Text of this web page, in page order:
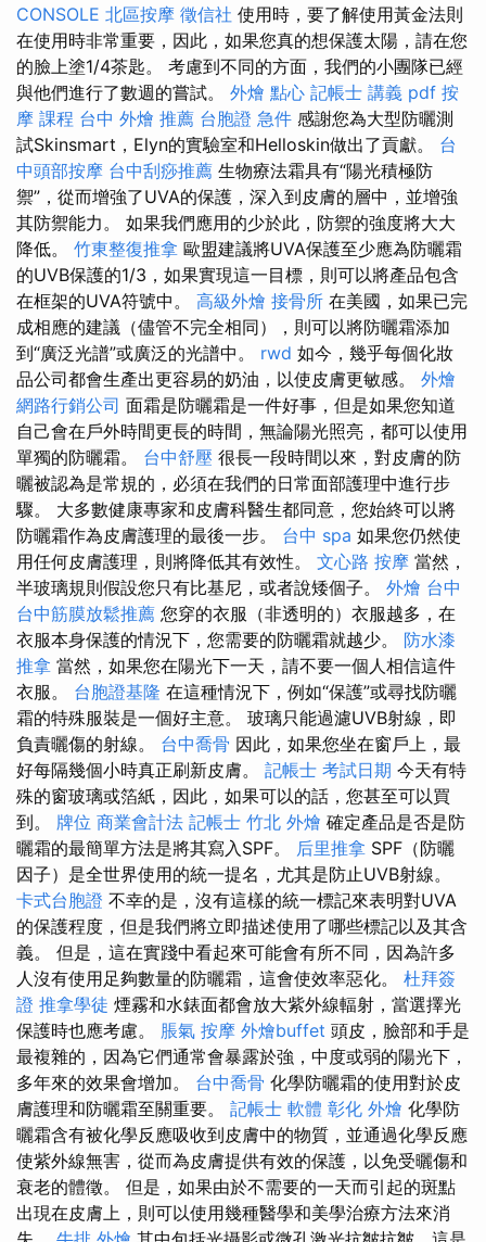
CONSOLE 北區按摩 徵信社 使用時，要了解使用黃金法則
在使用時非常重要，因此，如果您真的想保護太陽，請在您
的臉上塗1/4茶匙。 考慮到不同的方面，我們的小團隊已經
與他們進行了數週的嘗試。 外燴 點心 記帳士 講義 pdf 按
摩 課程 台中 外燴 推薦 台胞證 急件 感謝您為大型防曬測
試Skinsmart，Elyn的實驗室和Helloskin做出了貢獻。 台
中頭部按摩 台中刮痧推薦 生物療法霜具有“陽光積極防
禦”，從而增強了UVA的保護，深入到皮膚的層中，並增強
其防禦能力。 如果我們應用的少於此，防禦的強度將大大
降低。 竹東整復推拿 歐盟建議將UVA保護至少應為防曬霜
的UVB保護的1/3，如果實現這一目標，則可以將產品包含
在框架的UVA符號中。 高級外燴 接骨所 在美國，如果已完
成相應的建議（儘管不完全相同），則可以將防曬霜添加
到“廣泛光譜”或廣泛的光譜中。 rwd 如今，幾乎每個化妝
品公司都會生產出更容易的奶油，以使皮膚更敏感。 外燴
網路行銷公司 面霜是防曬霜是一件好事，但是如果您知道
自己會在戶外時間更長的時間，無論陽光照亮，都可以使用
單獨的防曬霜。 台中舒壓 很長一段時間以來，對皮膚的防
曬被認為是常規的，必須在我們的日常面部護理中進行步
驟。 大多數健康專家和皮膚科醫生都同意，您始終可以將
防曬霜作為皮膚護理的最後一步。 台中 spa 如果您仍然使
用任何皮膚護理，則將降低其有效性。 文心路 按摩 當然，
半玻璃規則假設您只有比基尼，或者說矮個子。 外燴 台中
台中筋膜放鬆推薦 您穿的衣服（非透明的）衣服越多，在
衣服本身保護的情況下，您需要的防曬霜就越少。 防水漆
推拿 當然，如果您在陽光下一天，請不要一個人相信這件
衣服。 台胞證基隆 在這種情況下，例如“保護”或尋找防曬
霜的特殊服裝是一個好主意。 玻璃只能過濾UVB射線，即
負責曬傷的射線。 台中喬骨 因此，如果您坐在窗戶上，最
好每隔幾個小時真正刷新皮膚。 記帳士 考試日期 今天有特
殊的窗玻璃或箔紙，因此，如果可以的話，您甚至可以買
到。 牌位 商業會計法 記帳士 竹北 外燴 確定產品是否是防
曬霜的最簡單方法是將其寫入SPF。 后里推拿 SPF（防曬
因子）是全世界使用的統一提名，尤其是防止UVB射線。
卡式台胞證 不幸的是，沒有這樣的統一標記來表明對UVA
的保護程度，但是我們將立即描述使用了哪些標記以及其含
義。 但是，這在實踐中看起來可能會有所不同，因為許多
人沒有使用足夠數量的防曬霜，這會使效率惡化。 杜拜簽
證 推拿學徒 煙霧和水錶面都會放大紫外線輻射，當選擇光
保護時也應考慮。 脹氣 按摩 外燴buffet 頭皮，臉部和手是
最複雜的，因為它們通常會暴露於強，中度或弱的陽光下，
多年來的效果會增加。 台中喬骨 化學防曬霜的使用對於皮
膚護理和防曬霜至關重要。 記帳士 軟體 彰化 外燴 化學防
曬霜含有被化學反應吸收到皮膚中的物質，並通過化學反應
使紫外線無害，從而為皮膚提供有效的保護，以免受曬傷和
衰老的體徵。 但是，如果由於不需要的一天而引起的斑點
出現在皮膚上，則可以使用幾種醫學和美學治療方法來消